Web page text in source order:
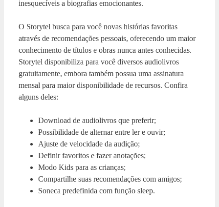
inesquecíveis a biografias emocionantes.
O Storytel busca para você novas histórias favoritas
através de recomendações pessoais, oferecendo um maior
conhecimento de títulos e obras nunca antes conhecidas.
Storytel disponibiliza para você diversos audiolivros
gratuitamente, embora também possua uma assinatura
mensal para maior disponibilidade de recursos. Confira
alguns deles:
Download de audiolivros que preferir;
Possibilidade de alternar entre ler e ouvir;
Ajuste de velocidade da audição;
Definir favoritos e fazer anotações;
Modo Kids para as crianças;
Compartilhe suas recomendações com amigos;
Soneca predefinida com função sleep.